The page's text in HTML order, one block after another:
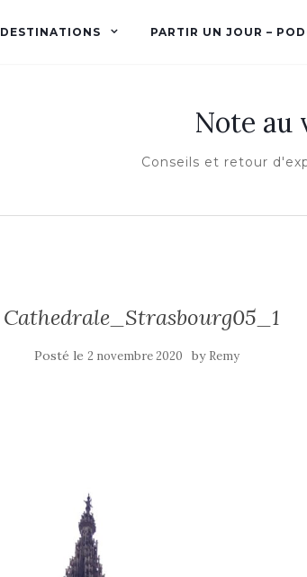
DESTINATIONS PARTIR UN JOUR –
Note au
Conseils et retour
Cathedrale_Strasbourg05_1
Posté le2 novembre 2020 by Remy